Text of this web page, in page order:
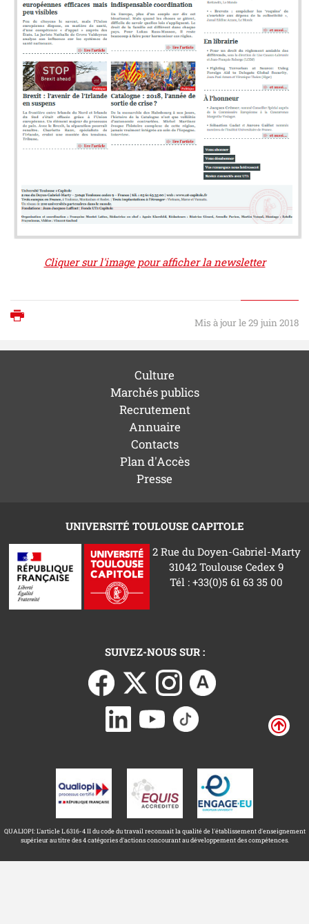
Cliquer sur l'image pour afficher la newsletter
Mis à jour le 29 juin 2018
Culture
Marchés publics
Recrutement
Annuaire
Contacts
Plan d'Accès
Presse
UNIVERSITÉ TOULOUSE CAPITOLE
2 Rue du Doyen-Gabriel-Marty
31042 Toulouse Cedex 9
Tél : +33(0)5 61 63 35 00
SUIVEZ-NOUS SUR :
QUALIOPI: L'article L.6316-4 II du code du travail reconnait la qualité de l'établissement d'enseignement
supérieur au titre des 4 catégories d'actions concourant au développement des compétences.